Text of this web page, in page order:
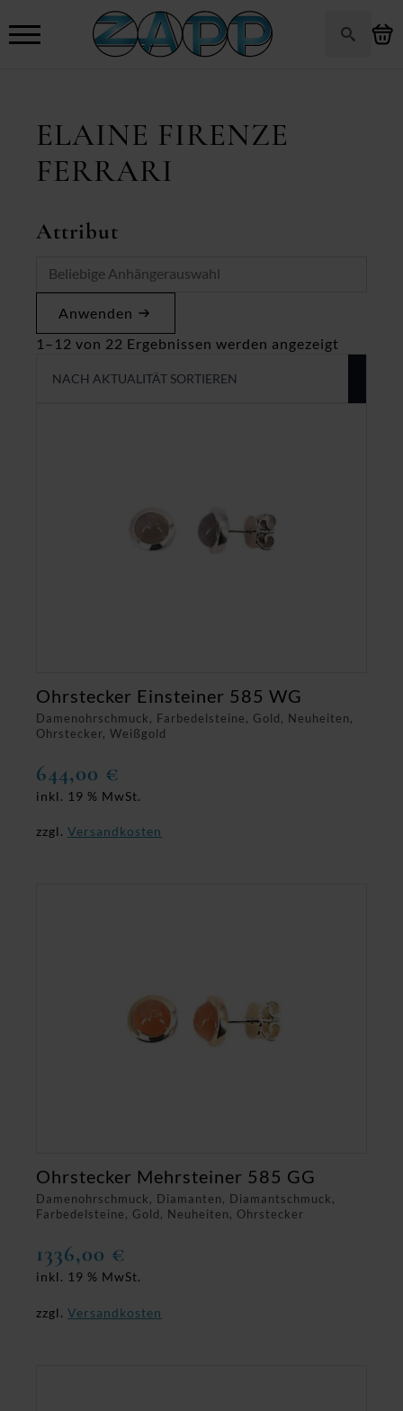
ELAINE FIRENZE
FERRARI
Attribut
Anwenden
1–12 von 22 Ergebnissen werden angezeigt
Damenohrschmuck, Farbedelsteine, Gold, Neuheiten,
Ohrstecker, Weißgold
Ohrstecker Einsteiner 585 WG
644,00 €
inkl. 19 % MwSt.
zzgl. Versandkosten
Damenohrschmuck, Diamanten, Diamantschmuck,
Farbedelsteine, Gold, Neuheiten, Ohrstecker
Ohrstecker Mehrsteiner 585 GG
1336,00 €
inkl. 19 % MwSt.
zzgl. Versandkosten